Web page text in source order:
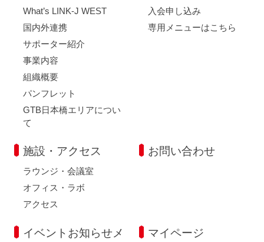
What’s LINK-J WEST
国内外連携
サポーター紹介
事業内容
組織概要
パンフレット
GTB日本橋エリアについ
て
入会申し込み
専用メニューはこちら
施設・アクセス
ラウンジ・会議室
オフィス・ラボ
アクセス
お問い合わせ
イベントお知らせメ
マイページ